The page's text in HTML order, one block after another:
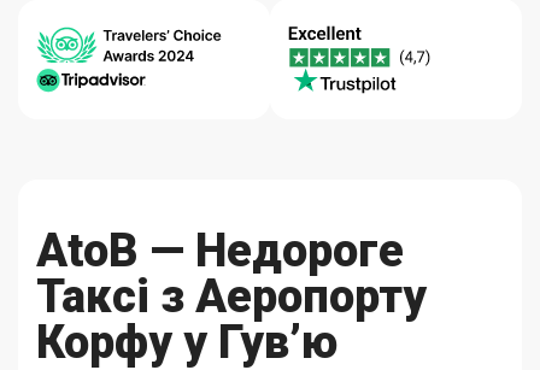
AtoB — Недороге
Таксі з Аеропорту
Корфу у Гув’ю